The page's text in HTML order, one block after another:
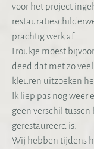
voor het project
prachtig werk af.
Froukje moest
deed dat met zo
kleuren uitzoeken
Ik liep pas nog weer
geen verschil
gerestaureerd is.
Wij hebben tijdens